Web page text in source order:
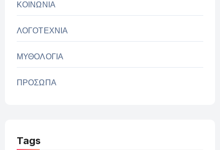
ΚΟΙΝΩΝΙΑ
ΛΟΓΟΤΕΧΝΙΑ
ΜΥΘΟΛΟΓΙΑ
ΠΡΟΣΩΠΑ
Tags